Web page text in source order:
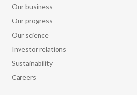
Our business
Our progress
Our science
Investor relations
Sustainability
Careers